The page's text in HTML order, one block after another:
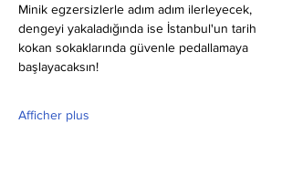
Minik egzersizlerle adım adım ilerleyecek,
dengeyi yakaladığında ise İstanbul'un tarih
kokan sokaklarında güvenle pedallamaya
başlayacaksın!
Afficher plus